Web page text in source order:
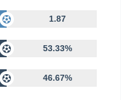
1.87
53.33%
46.67%